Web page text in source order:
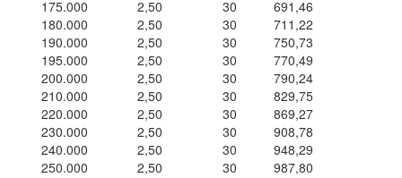
175.000
2,50 30
691,46
180.000
2,50 30
711,22
190.000
2,50 30
750,73
195.000
2,50 30
770,49
200.000
2,50 30
790,24
210.000
2,50 30
829,75
220.000
2,50 30
869,27
230.000
2,50 30
908,78
240.000
2,50 30
948,29
250.000
2,50 30 987,80